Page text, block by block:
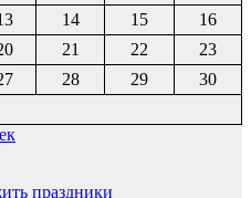
14 15
16
21 22
23
28 29
30
праздники